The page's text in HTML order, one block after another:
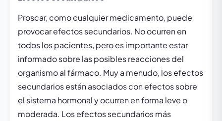
Proscar, como cualquier medicamento, puede
provocar efectos secundarios. No ocurren en
todos los pacientes, pero es importante estar
informado sobre las posibles reacciones del
organismo al fármaco. Muy a menudo, los efectos
secundarios están asociados con efectos sobre
el sistema hormonal y ocurren en forma leve o
moderada. Los efectos secundarios más